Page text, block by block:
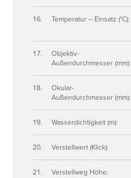
Temperatur – Einsatz (°C):
Objektiv-
Außendurchmesser (mm):
Okular-
Außendurchmesser (mm):
Wasserdichtigkeit (m):
Verstellwert (Klick):
Verstellweg Höhe: